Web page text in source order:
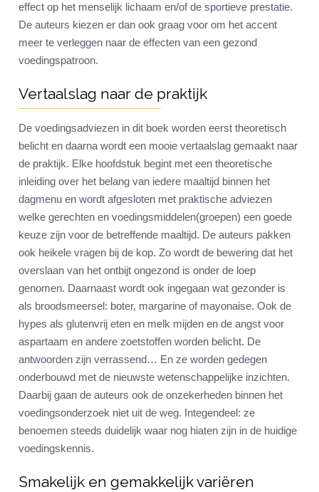
effect op het menselijk lichaam en/of de sportieve prestatie.
De auteurs kiezen er dan ook graag voor om het accent
meer te verleggen naar de effecten van een gezond
voedingspatroon.
Vertaalslag naar de praktijk
De voedingsadviezen in dit boek worden eerst theoretisch
belicht en daarna wordt een mooie vertaalslag gemaakt naar
de praktijk. Elke hoofdstuk begint met een theoretische
inleiding over het belang van iedere maaltijd binnen het
dagmenu en wordt afgesloten met praktische adviezen
welke gerechten en voedingsmiddelen(groepen) een goede
keuze zijn voor de betreffende maaltijd. De auteurs pakken
ook heikele vragen bij de kop. Zo wordt de bewering dat het
overslaan van het ontbijt ongezond is onder de loep
genomen. Daarnaast wordt ook ingegaan wat gezonder is
als broodsmeersel: boter, margarine of mayonaise. Ook de
hypes als glutenvrij eten en melk mijden en de angst voor
aspartaam en andere zoetstoffen worden belicht. De
antwoorden zijn verrassend… En ze worden gedegen
onderbouwd met de nieuwste wetenschappelijke inzichten.
Daarbij gaan de auteurs ook de onzekerheden binnen het
voedingsonderzoek niet uit de weg. Integendeel: ze
benoemen steeds duidelijk waar nog hiaten zijn in de huidige
voedingskennis.
Smakelijk en gemakkelijk variëren